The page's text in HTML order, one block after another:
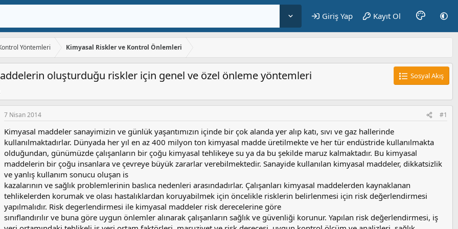
Giriş Yap Kayıt Ol
Yöntemleri Kimyasal Riskler ve Kontrol Önlemleri
oluşturduğu riskler için genel ve özel önleme yöntemleri
Sosyal Akış
7 Nisan 2014 #1
Kimyasal maddeler sanayimizin ve günlük yaşantımızın içinde bir çok alanda yer alıp katı, sıvı ve gaz hallerinde
kullanılmaktadırlar. Dünyada her yıl en az 400 milyon ton kimyasal madde üretilmekte ve her tür endüstride kullanılmakta
olduğundan, günümüzde çalışanların bir çoğu kimyasal tehlikeye su ya da bu şekilde maruz kalmaktadır. Bu kimyasal
maddelerin bir çoğu insanlara ve çevreye büyük zararlar verebilmektedir. Sanayide kullanılan kimyasal maddeler, dikkatsizlik
ve yanlış kullanım sonucu oluşan is
kazalarının ve sağlık problemlerinin baslıca nedenleri arasındadırlar. Çalışanları kimyasal maddelerden kaynaklanan
tehlikelerden korumak ve olası hastalıklardan koruyabilmek için öncelikle risklerin belirlenmesi için risk değerlendirmesi
yapılmalıdır. Risk degerlendirmesi ile kimyasal maddeler risk derecelerine göre
sınıflandırılır ve buna göre uygun önlemler alınarak çalışanların sağlık ve güvenliği korunur. Yapılan risk değerlendirmesi, iş